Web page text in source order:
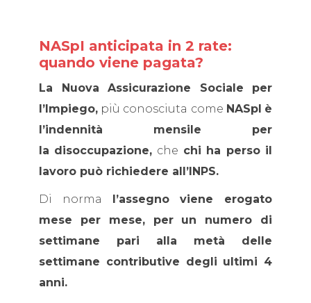
NASpI anticipata in 2 rate:
quando viene pagata?
La Nuova Assicurazione Sociale per
l’Impiego, più conosciuta come NASpI è
l’indennità mensile per
la disoccupazione, che chi ha perso il
lavoro può richiedere all’INPS.
Di norma
l’assegno viene erogato
mese per mese, per un numero di
settimane pari alla metà delle
settimane contributive degli ultimi 4
anni.